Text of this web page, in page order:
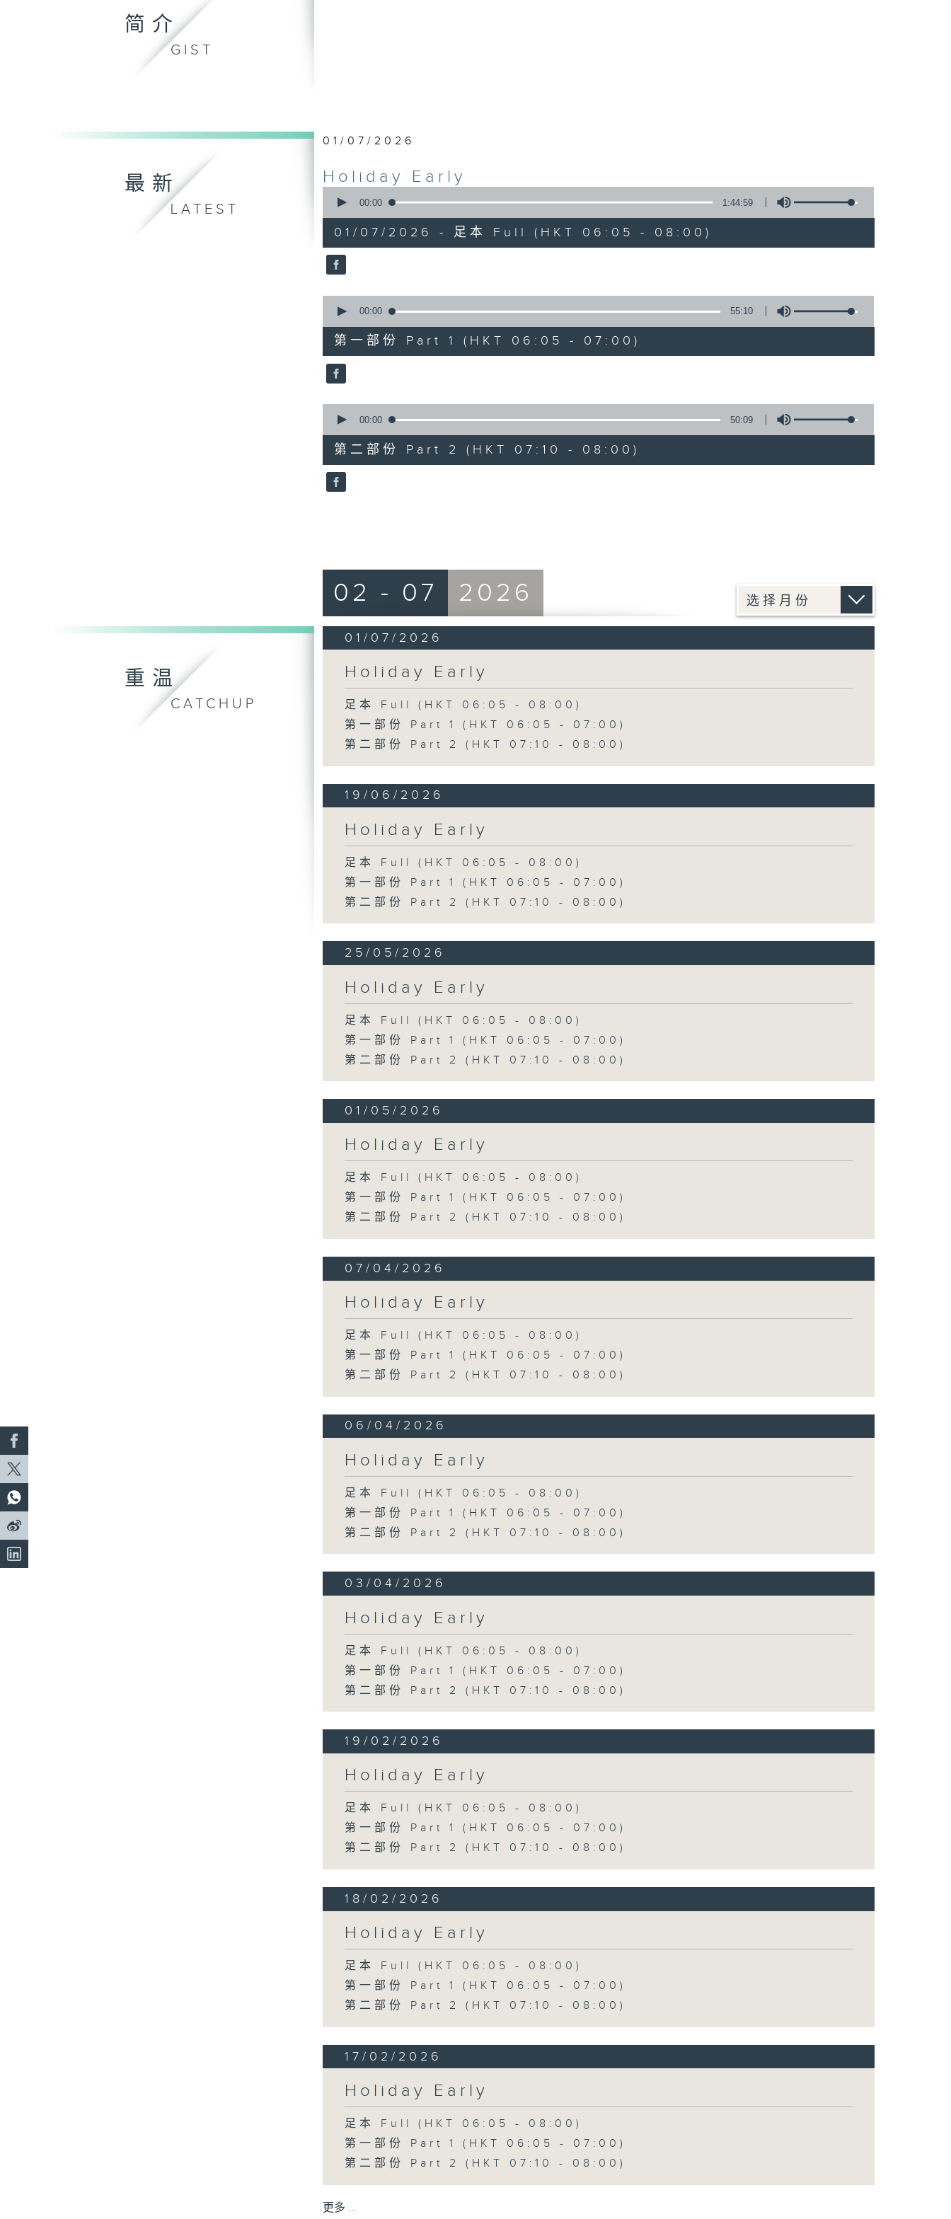
简介
GIST
最新
LATEST
01/07/2026
Holiday Early
seconds
hour,
44
minutes,
59
90%
00:00 1:44:59
01/07/2026 - 足本 Full (HKT 06:05 - 08:00)
seconds
55
minutes,
10
seconds
90%
00:00 55:10
第一部份 Part 1 (HKT 06:05 - 07:00)
seconds
50
minutes,
9
seconds
90%
00:00 50:09
第二部份 Part 2 (HKT 07:10 - 08:00)
重温
CATCHUP
02 - 07 2026
01/07/2026
Holiday Early
足本 Full (HKT 06:05 - 08:00)
第一部份 Part 1 (HKT 06:05 - 07:00)
第二部份 Part 2 (HKT 07:10 - 08:00)
19/06/2026
Holiday Early
足本 Full (HKT 06:05 - 08:00)
第一部份 Part 1 (HKT 06:05 - 07:00)
第二部份 Part 2 (HKT 07:10 - 08:00)
25/05/2026
Holiday Early
足本 Full (HKT 06:05 - 08:00)
第一部份 Part 1 (HKT 06:05 - 07:00)
第二部份 Part 2 (HKT 07:10 - 08:00)
01/05/2026
Holiday Early
足本 Full (HKT 06:05 - 08:00)
第一部份 Part 1 (HKT 06:05 - 07:00)
第二部份 Part 2 (HKT 07:10 - 08:00)
07/04/2026
Holiday Early
足本 Full (HKT 06:05 - 08:00)
第一部份 Part 1 (HKT 06:05 - 07:00)
第二部份 Part 2 (HKT 07:10 - 08:00)
06/04/2026
Holiday Early
足本 Full (HKT 06:05 - 08:00)
第一部份 Part 1 (HKT 06:05 - 07:00)
第二部份 Part 2 (HKT 07:10 - 08:00)
03/04/2026
Holiday Early
足本 Full (HKT 06:05 - 08:00)
第一部份 Part 1 (HKT 06:05 - 07:00)
第二部份 Part 2 (HKT 07:10 - 08:00)
19/02/2026
Holiday Early
足本 Full (HKT 06:05 - 08:00)
第一部份 Part 1 (HKT 06:05 - 07:00)
第二部份 Part 2 (HKT 07:10 - 08:00)
18/02/2026
Holiday Early
足本 Full (HKT 06:05 - 08:00)
第一部份 Part 1 (HKT 06:05 - 07:00)
第二部份 Part 2 (HKT 07:10 - 08:00)
17/02/2026
Holiday Early
足本 Full (HKT 06:05 - 08:00)
第一部份 Part 1 (HKT 06:05 - 07:00)
第二部份 Part 2 (HKT 07:10 - 08:00)
更多 ...